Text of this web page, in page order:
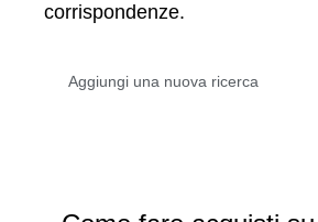
corrispondenze.